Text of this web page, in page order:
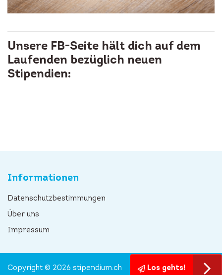
Unsere FB-Seite hält dich auf dem
Laufenden bezüglich neuen
Stipendien:
Informationen
Datenschutzbestimmungen
Über uns
Impressum
Los gehts!
Copyright © 2026 stipendium.ch